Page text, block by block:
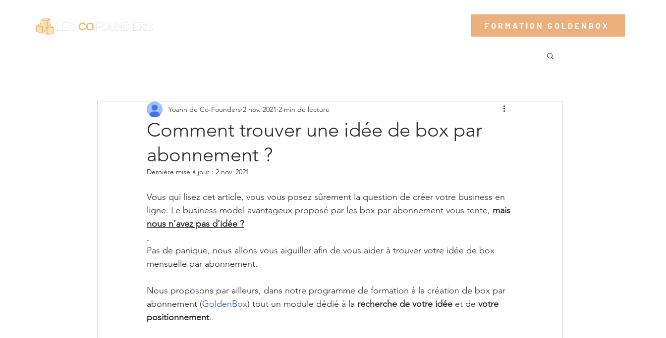
FORMATION GOLDENBOX
Comment trouver une idée de box par
abonnement ?
Yoann de Co-Founders 2 nov. 2021 2 min de lecture
Dernière mise à jour : 2 nov. 2021
Vous qui lisez cet article, vous vous posez sûrement la question de créer votre business en
ligne. Le business model avantageux proposé par les box par abonnement vous tente, mais
nous n’avez pas d’idée ?
Pas de panique, nous allons vous aiguiller afin de vous aider à trouver votre idée de box
mensuelle par abonnement.
Nous proposons par ailleurs, dans notre programme de formation à la création de box par
abonnement (GoldenBox) tout un module dédié à la recherche de votre idée et de votre
positionnement.